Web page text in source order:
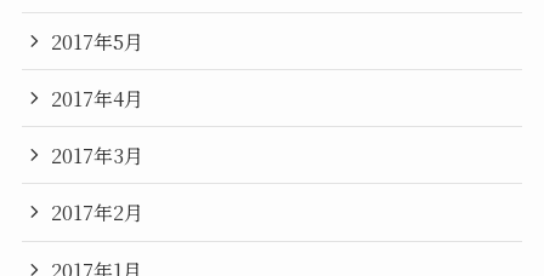
2017年5月
2017年4月
2017年3月
2017年2月
2017年1月